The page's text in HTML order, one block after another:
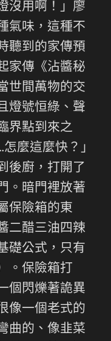
沒用啊！」廖
氣味，這種不
聽到的家傳預
家傳《沾醬秘
世間萬物的交
燈號恒綠、聲
界點到來之
麼這麼快？」
後廚，打開了
。暗門裡放著
保險箱的東
二醋三油四辣
礎公式，只有
。保險箱打
個閃爍著詭異
像一個老式的
曲的、像韭菜